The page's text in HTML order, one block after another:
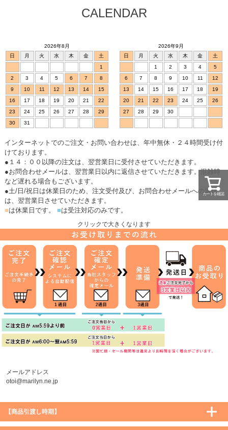
カートを確認
CALENDAR
2026年8月
日
月 火 水 木 金
土
1
2
3 4 5 6 7
8
9
10 11 12 13 14
15
16
17 18 19 20 21
22
23
24 25 26 27 28
29
30
31
2026年9月
日
月 火 水 木 金
土
1
2 3 4
5
6
7 8 9 10 11
12
13
14 15 16 17 18
19
20
21 22 23 24 25
26
27
28 29 30
インターネットでのご注文・お問い合わせは、年中無休・２４時間受け付
けております。
●１４：００以降の注文は、翌営業日に受付させていただきます。
●お問合わせメールは、翌営業日以内に返信させていただきます。混雑時
など遅れる場合もございます。
●土/日/祝日は休業日のため、注文受付及び、お問合わせメールへの返信
は、翌営業日させていただきます。
■は休業日です。 ■は受注対応のみです。
クリックで大きくなります
メールアドレス
otoi@marilyn.ne.jp
【商品引渡し時期】